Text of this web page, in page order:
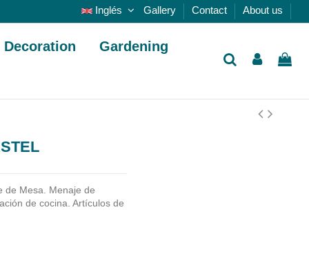
Inglés Gallery Contact About us
Decoration Gardening
de Mesa. Menaje de
de cocina. Artículos de